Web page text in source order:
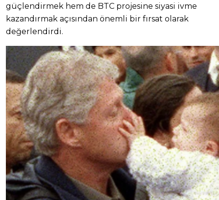
güçlendirmek hem de BTC projesine siyasi ivme
kazandırmak açısından önemli bir fırsat olarak
değerlendirdi.